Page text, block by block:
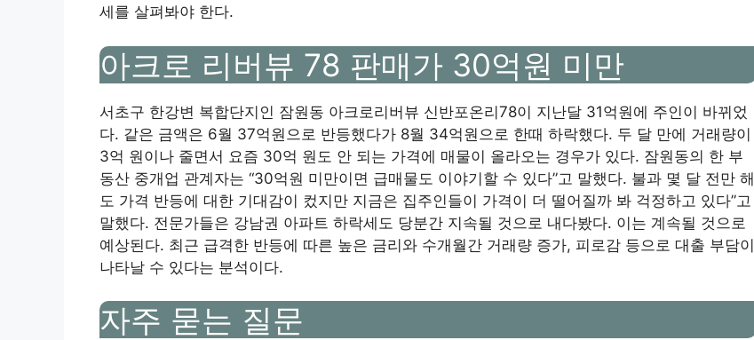
세를 살펴봐야 한다.
아크로 리버뷰 78 판매가 30억원 미만
서초구 한강변 복합단지인 잠원동 아크로리버뷰 신반포온리78이 지난달 31억원에 주인이 바뀌었
다. 같은 금액은 6월 37억원으로 반등했다가 8월 34억원으로 한때 하락했다. 두 달 만에 거래량이
3억 원이나 줄면서 요즘 30억 원도 안 되는 가격에 매물이 올라오는 경우가 있다. 잠원동의 한 부
동산 중개업 관계자는 “30억원 미만이면 급매물도 이야기할 수 있다”고 말했다. 불과 몇 달 전만 해
도 가격 반등에 대한 기대감이 컸지만 지금은 집주인들이 가격이 더 떨어질까 봐 걱정하고 있다”고
말했다. 전문가들은 강남권 아파트 하락세도 당분간 지속될 것으로 내다봤다. 이는 계속될 것으로
예상된다. 최근 급격한 반등에 따른 높은 금리와 수개월간 거래량 증가, 피로감 등으로 대출 부담이
나타날 수 있다는 분석이다.
자주 묻는 질문